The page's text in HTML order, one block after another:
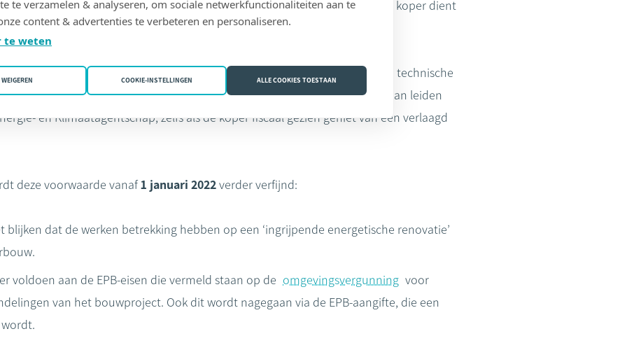
Bouw is een certificaat dat de energiezuinigheid van de woning aanduidt. De koper dient
volgens de overheid niet genoeg zekerheid dat de werken effectief aan de technische
en herbouw voldoet die aanleiding geven tot een verlaagd tarief. En dat kan leiden
en Klimaatagentschap, zelfs als de koper fiscaal gezien geniet van een verlaagd
deze voorwaarde vanaf1 januari 2022verder verfijnd:
blijken dat de werken betrekking hebben op een ‘ingrijpende energetische renovatie’
voldoen aan de EPB-eisen die vermeld staan op de omgevingsvergunning voor
van het bouwproject. Ook dit wordt nagegaan via de EPB-aangifte, die een
te verzamelen & analyseren, om sociale netwerkfunctionaliteiten aan te
content & advertenties te verbeteren en personaliseren.
te weten
WEIGEREN COOKIE-INSTELLINGEN ALLE COOKIES TOESTAAN